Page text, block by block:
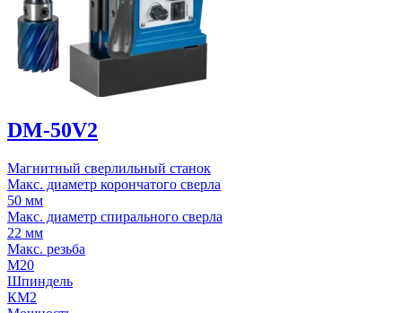
DM-50V2
Магнитный сверлильный станок
Макс. диаметр корончатого сверла
50 мм
Макс. диаметр спирального сверла
22 мм
Макс. резьба
М20
Шпиндель
КМ2